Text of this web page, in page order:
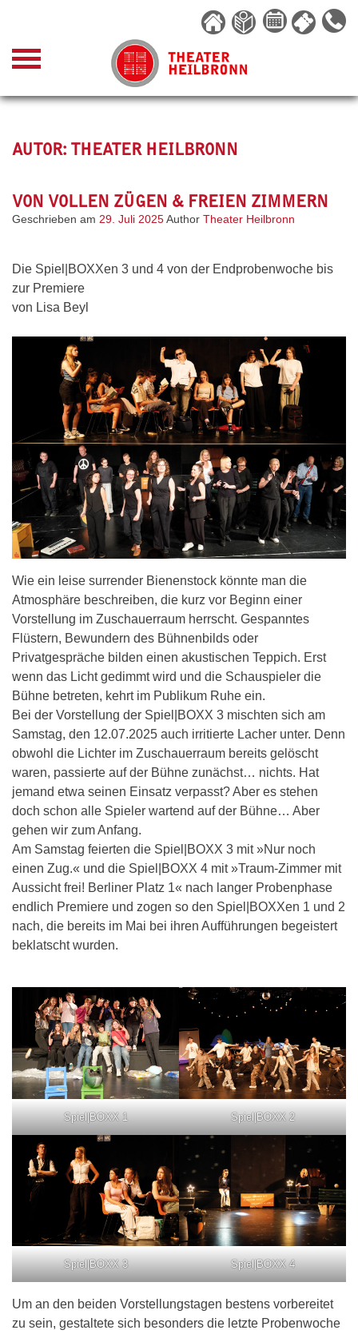
content
AUTOR: THEATER HEILBRONN
VON VOLLEN ZÜGEN & FREIEN ZIMMERN
Geschrieben am 29. Juli 2025Author Theater Heilbronn
Die Spiel|BOXXen 3 und 4 von der Endprobenwoche bis
zur Premiere
von Lisa Beyl
Wie ein leise surrender Bienenstock könnte man die
Atmosphäre beschreiben, die kurz vor Beginn einer
Vorstellung im Zuschauerraum herrscht. Gespanntes
Flüstern, Bewundern des Bühnenbilds oder
Privatgespräche bilden einen akustischen Teppich. Erst
wenn das Licht gedimmt wird und die Schauspieler die
Bühne betreten, kehrt im Publikum Ruhe ein.
Bei der Vorstellung der Spiel|BOXX 3 mischten sich am
Samstag, den 12.07.2025 auch irritierte Lacher unter. Denn
obwohl die Lichter im Zuschauerraum bereits gelöscht
waren, passierte auf der Bühne zunächst… nichts. Hat
jemand etwa seinen Einsatz verpasst? Aber es stehen
doch schon alle Spieler wartend auf der Bühne… Aber
gehen wir zum Anfang.
Am Samstag feierten die Spiel|BOXX 3 mit »Nur noch
einen Zug.« und die Spiel|BOXX 4 mit »Traum-Zimmer mit
Aussicht frei! Berliner Platz 1« nach langer Probenphase
endlich Premiere und zogen so den Spiel|BOXXen 1 und 2
nach, die bereits im Mai bei ihren Aufführungen begeistert
beklatscht wurden.
Spiel|BOXX 1 Spiel|BOXX 2
Spiel|BOXX 3 Spiel|BOXX 4
Um an den beiden Vorstellungstagen bestens vorbereitet
zu sein, gestaltete sich besonders die letzte Probenwoche